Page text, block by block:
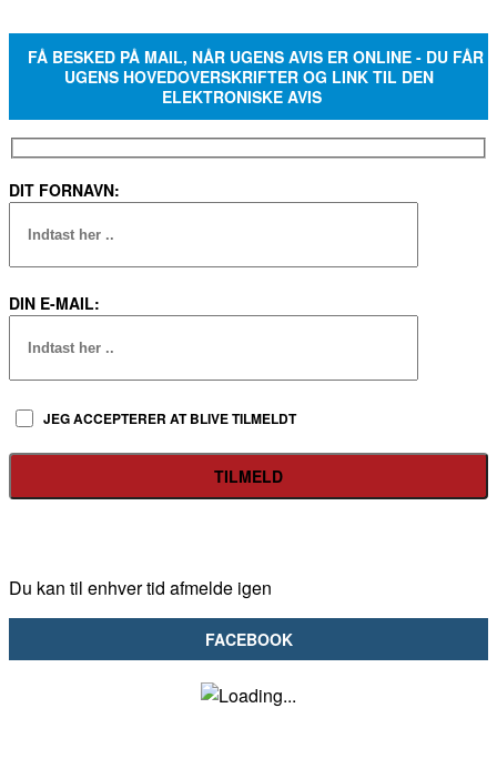
FÅ BESKED PÅ MAIL, NÅR UGENS AVIS ER ONLINE - DU FÅR
UGENS HOVEDOVERSKRIFTER OG LINK TIL DEN
ELEKTRONISKE AVIS
DIT FORNAVN:
DIN E-MAIL:
JEG ACCEPTERER AT BLIVE TILMELDT
Du kan til enhver tid afmelde igen
FACEBOOK